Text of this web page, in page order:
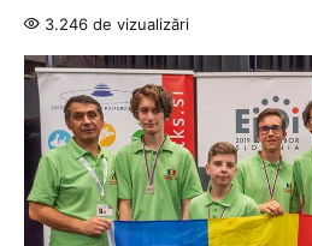
3.246 de vizualizări